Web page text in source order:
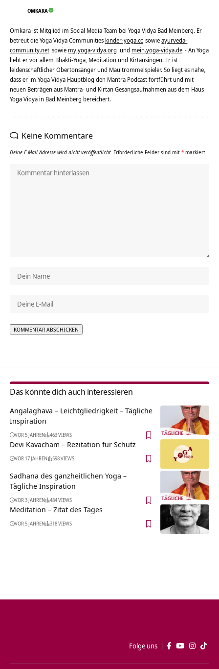
OMKARA
Omkara ist Mitglied im Social Media Team bei Yoga Vidya Bad Meinberg. Er
betreut die Yoga Vidya Communities kinder-yoga.cc sowieayurveda-
community.net sowie my.yoga-vidya.org und mein.yoga-vidya.de - An Yoga
liebt er vor allem Bhakti-Yoga, Meditation und Kirtansingen. Er ist
leidenschaftlicher Obertonsänger und Maultrommelspieler. So liegt es nahe,
dass er im Yoga Vidya Hauptblog den Mantra Podcast fortführt und mit
neuen Beiträgen aus Mantra- und Kirtan Gesangsaufnahmen aus dem Haus
Yoga Vidya in Bad Meinberg bereichert.
Keine Kommentare
Deine E-Mail-Adresse wird nicht veröffentlicht. Erforderliche Felder sind mit * markiert.
Das könnte dich auch interessieren
Angalaghava – Leichtgliedrigkeit – Tägliche
Inspiration
VOR 5 JAHREN 463 VIEWS
Devi Kavacham – Rezitation für Schutz
VOR 17 JAHREN 598 VIEWS
Sadhana des ganzheitlichen Yoga –
Tägliche Inspiration
VOR 3 JAHREN 484 VIEWS
Meditation – Zitat des Tages
VOR 5 JAHREN 318 VIEWS
Folge uns